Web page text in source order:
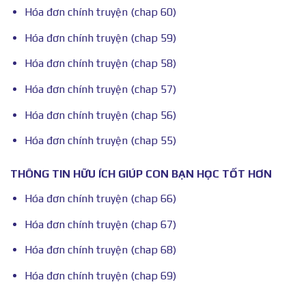
Hóa đơn chính truyện (chap 60)
Hóa đơn chính truyện (chap 59)
Hóa đơn chính truyện (chap 58)
Hóa đơn chính truyện (chap 57)
Hóa đơn chính truyện (chap 56)
Hóa đơn chính truyện (chap 55)
THÔNG TIN HỮU ÍCH GIÚP CON BẠN HỌC TỐT HƠN
Hóa đơn chính truyện (chap 66)
Hóa đơn chính truyện (chap 67)
Hóa đơn chính truyện (chap 68)
Hóa đơn chính truyện (chap 69)